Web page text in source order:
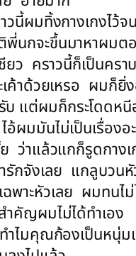
นี้ผมทิ้งกางเกงไว้
พี่นกจะขึ้นมาหาผม
ว คราวนี้ก็เป็นคราบ
าด้วยเหรอ ผมก็ยิ่
แต่ผมก็กระโดดหนี
มมันไม่เป็นเรื่องอ
ว่าแล้วแกก็รูดกาง
รักจังเลย แกลูบวน
พาะหัวเลย ผมทนไ
คัญผมไม่ได้ทำเอง
ำไมคุณก้องเป็นหนุ่